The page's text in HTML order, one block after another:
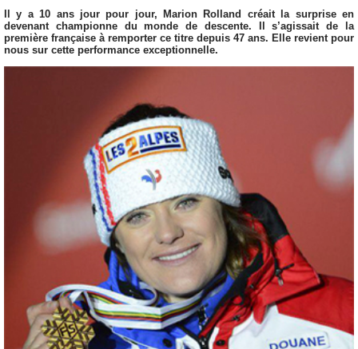
Il y a 10 ans jour pour jour, Marion Rolland créait la surprise en
devenant championne du monde de descente. Il s’agissait de la
première française à remporter ce titre depuis 47 ans. Elle revient pour
nous sur cette performance exceptionnelle.